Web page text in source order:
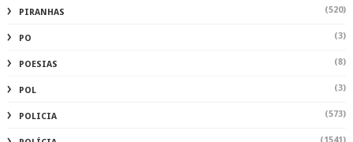
PIRANHAS (520)
PO (3)
POESIAS (8)
POL (3)
POLICIA (573)
(1541)